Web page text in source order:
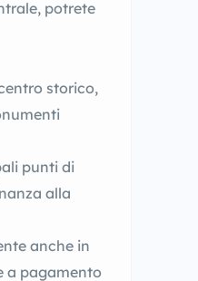
potrete
storico,
punti di
alla
anche in
a pagamento